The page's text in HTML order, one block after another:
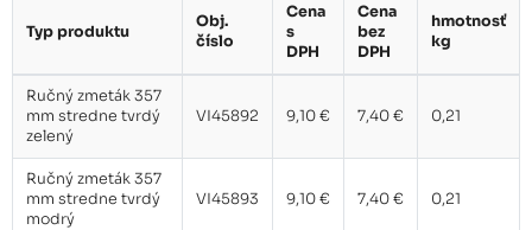
Ručný zmeták 357 mm stredne
tvrdý oranžový
Typ produktu
Obj.
číslo
Cena
s
DPH
Cena
bez
DPH
hmotnosť
kg
Ručný zmeták 357
mm stredne tvrdý
zelený
VI45892 9,10 € 7,40 € 0,21
Ručný zmeták 357
mm stredne tvrdý
modrý
VI45893 9,10 € 7,40 € 0,21